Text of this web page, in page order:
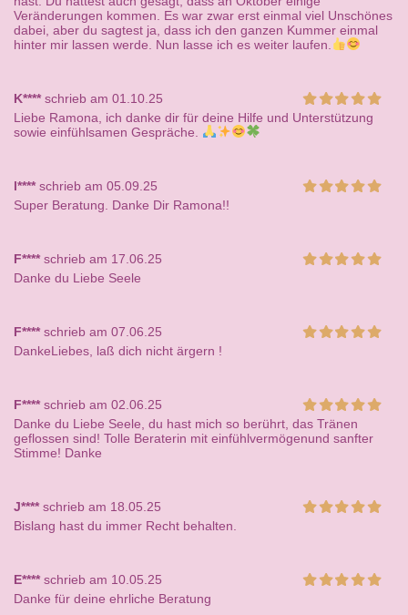
Veränderungen kommen. Es war zwar erst einmal viel Unschönes
dabei, aber du sagtest ja, dass ich den ganzen Kummer einmal
hinter mir lassen werde. Nun lasse ich es weiter laufen.
K****schrieb am 01.10.25
Liebe Ramona, ich danke dir für deine Hilfe und Unterstützung
sowie einfühlsamen Gespräche.
l****schrieb am 05.09.25
Super Beratung. Danke Dir Ramona!!
F****schrieb am 17.06.25
Danke du Liebe Seele
F****schrieb am 07.06.25
DankeLiebes, laß dich nicht ärgern !
F****schrieb am 02.06.25
Danke du Liebe Seele, du hast mich so berührt, das Tränen
geflossen sind! Tolle Beraterin mit einfühlvermögenund sanfter
Stimme! Danke
J****schrieb am 18.05.25
Bislang hast du immer Recht behalten.
E****schrieb am 10.05.25
Danke für deine ehrliche Beratung